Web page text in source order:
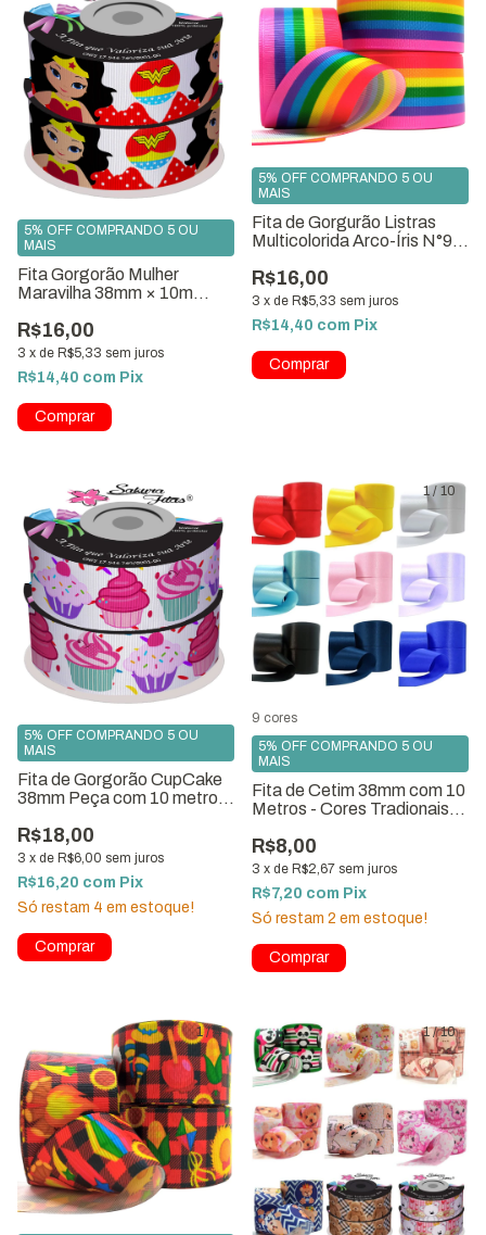
Fita Gorgorão Mulher
Maravilha 38mm × 10m
R$16,00
3 x de R$5,33 sem juros
5% OFF COMPRANDO 5 OU
MAIS
R$14,40 com Pix
Fita de Gorgurão Listras
Multicolorida Arco-Íris N°9
R$16,00
3 x de R$5,33 sem juros
5% OFF COMPRANDO 5 OU
MAIS
R$14,40 com Pix
Fita de Gorgorão CupCake
38mm Peça com 10 metros
R$18,00
3 x de R$6,00 sem juros
5% OFF COMPRANDO 5 OU
MAIS
R$16,20 com Pix
Só restam 4 em estoque!
1/ 10
Fita de Cetim 38mm com 10
Metros - Cores Tradionais
R$8,00
3 x de R$2,67 sem juros
5% OFF COMPRANDO 5 OU
MAIS
R$7,20 com Pix
Só restam 2 em estoque!
9 cores
Comprar
1/4 1/10